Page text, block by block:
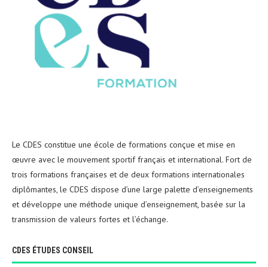
Le CDES constitue une école de formations conçue et mise en
œuvre avec le mouvement sportif français et international. Fort de
trois formations françaises et de deux formations internationales
diplômantes, le CDES dispose d’une large palette d’enseignements
et développe une méthode unique d’enseignement, basée sur la
transmission de valeurs fortes et l’échange.
CDES ÉTUDES CONSEIL